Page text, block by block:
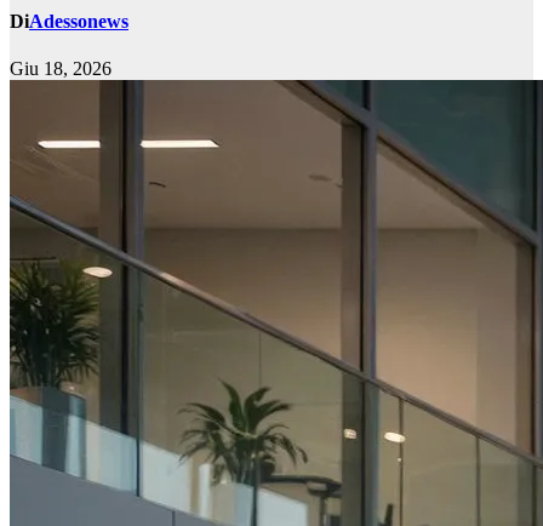
DiAdessonews
Giu 18, 2026